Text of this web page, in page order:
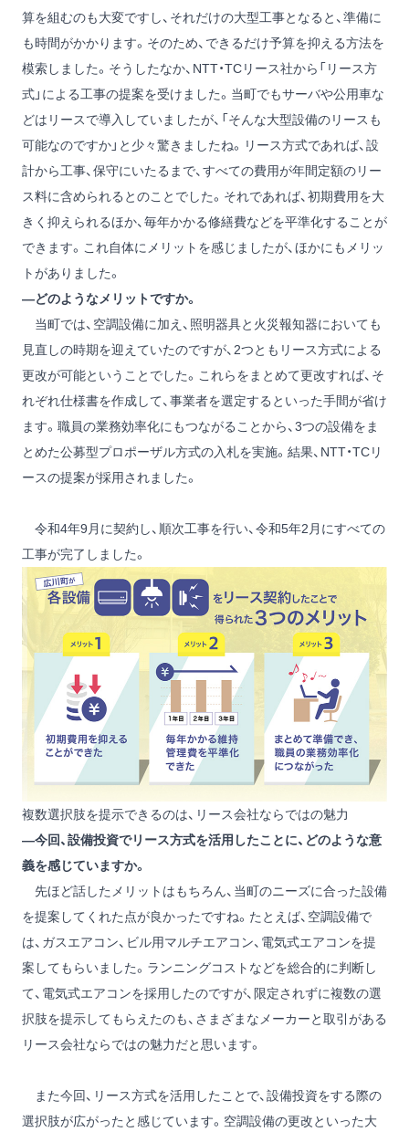
算を組むのも大変ですし、それだけの大型工事となると、準備に
も時間がかかります。そのため、できるだけ予算を抑える方法を
模索しました。そうしたなか、NTT・TCリース社から「リース方
式」による工事の提案を受けました。当町でもサーバや公用車な
どはリースで導入していましたが、「そんな大型設備のリースも
可能なのですか」と少々驚きましたね。リース方式であれば、設
計から工事、保守にいたるまで、すべての費用が年間定額のリー
ス料に含められるとのことでした。それであれば、初期費用を大
きく抑えられるほか、毎年かかる修繕費などを平準化することが
できます。これ自体にメリットを感じましたが、ほかにもメリッ
トがありました。
―どのようなメリットですか。
当町では、空調設備に加え、照明器具と火災報知器においても
見直しの時期を迎えていたのですが、2つともリース方式による
更改が可能ということでした。これらをまとめて更改すれば、そ
れぞれ仕様書を作成して、事業者を選定するといった手間が省け
ます。職員の業務効率化にもつながることから、3つの設備をま
とめた公募型プロポーザル方式の入札を実施。結果、NTT・TCリ
ースの提案が採用されました。
令和4年9月に契約し、順次工事を行い、令和5年2月にすべての
工事が完了しました。
複数選択肢を提示できるのは、リース会社ならではの魅力
―今回、設備投資でリース方式を活用したことに、どのような意
義を感じていますか。
先ほど話したメリットはもちろん、当町のニーズに合った設備
を提案してくれた点が良かったですね。たとえば、空調設備で
は、ガスエアコン、ビル用マルチエアコン、電気式エアコンを提
案してもらいました。ランニングコストなどを総合的に判断し
て、電気式エアコンを採用したのですが、限定されずに複数の選
択肢を提示してもらえたのも、さまざまなメーカーと取引がある
リース会社ならではの魅力だと思います。
また今回、リース方式を活用したことで、設備投資をする際の
選択肢が広がったと感じています。空調設備の更改といった大